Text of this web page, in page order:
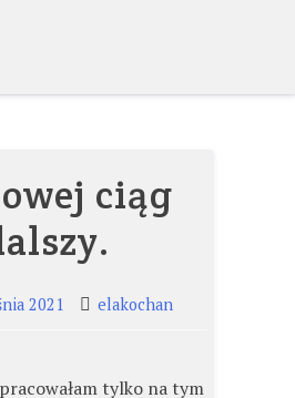
ciąg
2021 elakochan
tylko na tym